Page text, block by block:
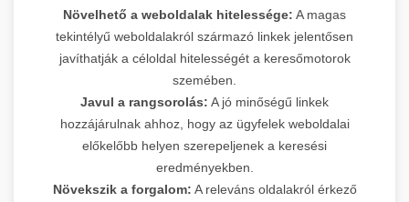
Növelhető a weboldalak hitelessége: A magas
tekintélyű weboldalakról származó linkek jelentősen
javíthatják a céloldal hitelességét a keresőmotorok
szemében.
Javul a rangsorolás: A jó minőségű linkek
hozzájárulnak ahhoz, hogy az ügyfelek weboldalai
előkelőbb helyen szerepeljenek a keresési
eredményekben.
Növekszik a forgalom: A releváns oldalakról érkező